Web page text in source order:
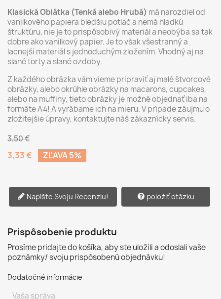
Klasická Oblátka (Tenká alebo Hrubá) má narozdiel od
vanilkového papiera bledšiu potlač a nemá hladkú
štruktúru, nie je to prispôsobivý materiál a neobýba sa tak
dobre ako vanilkový papier. Je to však všestranný a
lacnejši materiál s jednoduchým zložením. Vhodný aj na
slané torty a slané ozdoby.
Z každého obrázka vám vieme pripraviť aj malé štvorcové
obrázky, alebo okrúhle obrázky na macarons, cupcakes,
alebo na muffiny, tieto obrázky je možné objednať iba na
formáte A4! A vyrábame ich na mieru. V prípade záujmu o
zložitejšie úpravy, kontaktujte náš zákaznícky servis.
3,50 €
3,33 € ZĽAVA 5%
Napíšte Svoju Recenziu! položiť otázku
Prispôsobenie produktu
Prosíme pridajte do košíka, aby ste uložili a odoslali vaše
poznámky/ svoju prispôsobenú objednávku!
Dodatočné informácie